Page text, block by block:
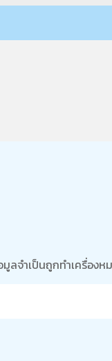
ลจำเป็นถูกทำเครื่องห